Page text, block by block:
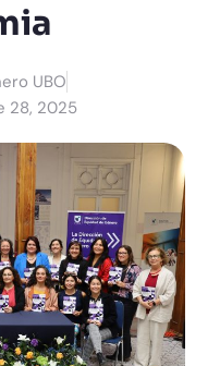
UBO
28, 2025